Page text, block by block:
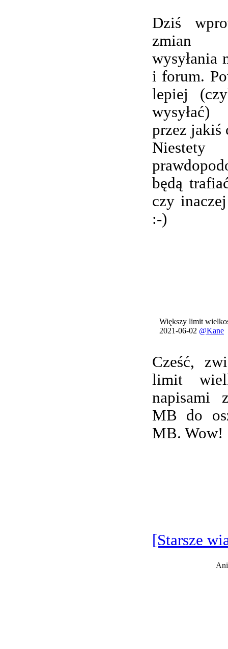
Dziś
zmian
wysyłania
i forum.
lepiej
przez jakiś
będą
czy
:-)
Większy limit
2021-06-02 @Kane
Cześć,
limit
napisami
MB do
MB. Wow!
[Starsze